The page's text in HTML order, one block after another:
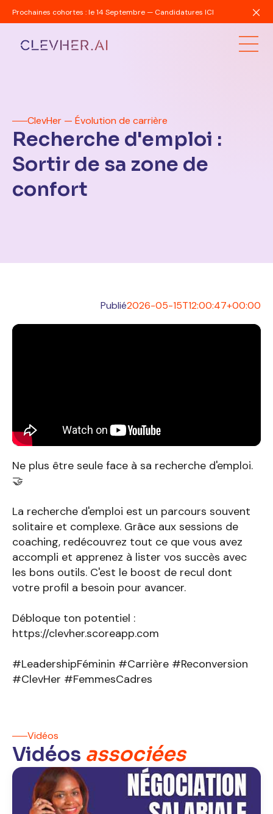
Prochaines cohortes : le 14 Septembre — Candidatures ICI
ClevHer — Évolution de carrière
Recherche d'emploi :
Sortir de sa zone de
confort
Publié2026-05-15T12:00:47+00:00
Ne plus être seule face à sa recherche d'emploi.
🤝
La recherche d'emploi est un parcours souvent
solitaire et complexe. Grâce aux sessions de
coaching, redécouvrez tout ce que vous avez
accompli et apprenez à lister vos succès avec
les bons outils. C'est le boost de recul dont
votre profil a besoin pour avancer.
Débloque ton potentiel :
https://clevher.scoreapp.com
#LeadershipFéminin #Carrière #Reconversion
#ClevHer #FemmesCadres
Vidéos
Vidéos associées